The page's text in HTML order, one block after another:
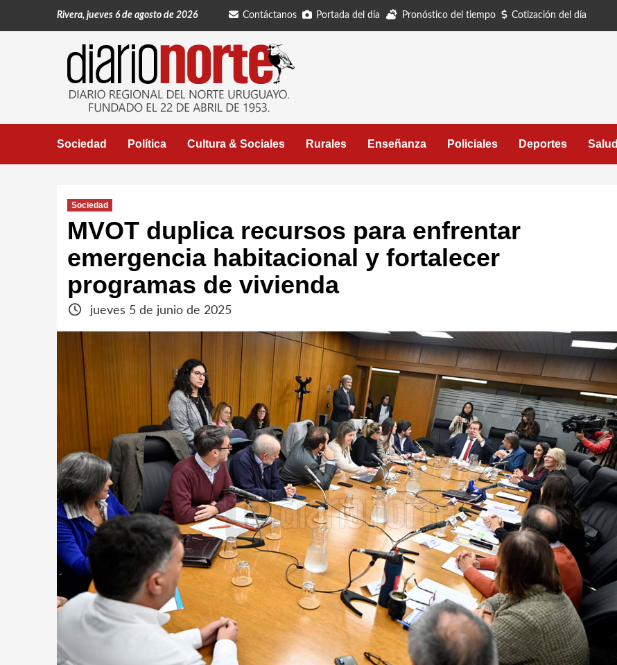
Rivera, jueves 6 de agosto de 2026 Contáctanos Portada del día Pronóstico del tiempo Cotización del día
Sociedad Política Cultura & Sociales Rurales Enseñanza Policiales Deportes Salud
Sociedad
MVOT duplica recursos para enfrentar
emergencia habitacional y fortalecer
programas de vivienda
jueves 5 de junio de 2025